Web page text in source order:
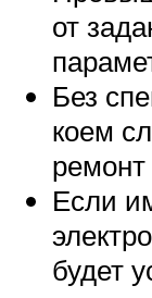
от
Без
коем
ремонт
Если
будет